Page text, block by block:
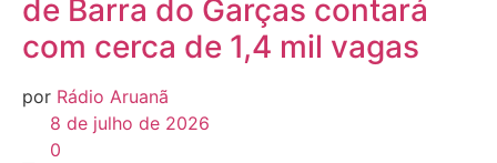
de Barra do Garças contará
com cerca de 1,4 mil vagas
por Rádio Aruanã
8 de julho de 2026
0